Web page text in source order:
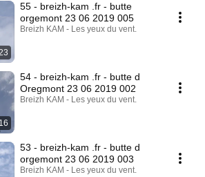
55 - breizh-kam .fr - butte
orgemont 23 06 2019 005
Breizh KAM - Les yeux du vent.
54 - breizh-kam .fr - butte d
Oregmont 23 06 2019 002
Breizh KAM - Les yeux du vent.
53 - breizh-kam .fr - butte d
orgemont 23 06 2019 003
Breizh KAM - Les yeux du vent.